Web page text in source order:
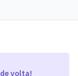
volta!